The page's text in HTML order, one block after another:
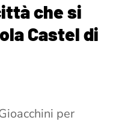
che si
Castel di
per